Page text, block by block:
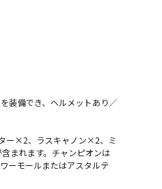
装備でき、ヘルメットあり／
ー×2、ラスキャノン×2、ミ
まれます。チャンピオンは
ーモールまたはアスタルテ